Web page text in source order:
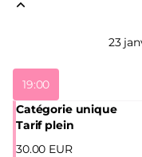
19:00
Catégorie unique
Tarif plein
30.00 EUR